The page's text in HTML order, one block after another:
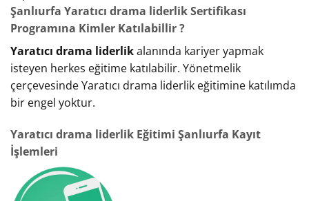
Şanlıurfa Yaratıcı drama liderlik Sertifikası
Programına Kimler Katılabillir ?
Yaratıcı drama liderlikalanında kariyer yapmak
isteyen herkes eğitime katılabilir. Yönetmelik
çerçevesinde Yaratıcı drama liderlik eğitimine katılımda
bir engel yoktur.
Yaratıcı drama liderlik Eğitimi Şanlıurfa Kayıt
İşlemleri